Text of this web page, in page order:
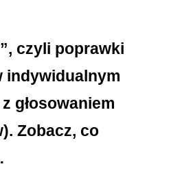
czyli poprawki
indywidualnym
głosowaniem
Zobacz, co